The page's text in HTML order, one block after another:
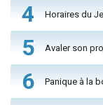
4 Horaires du
5 Avaler son
6 Panique à la